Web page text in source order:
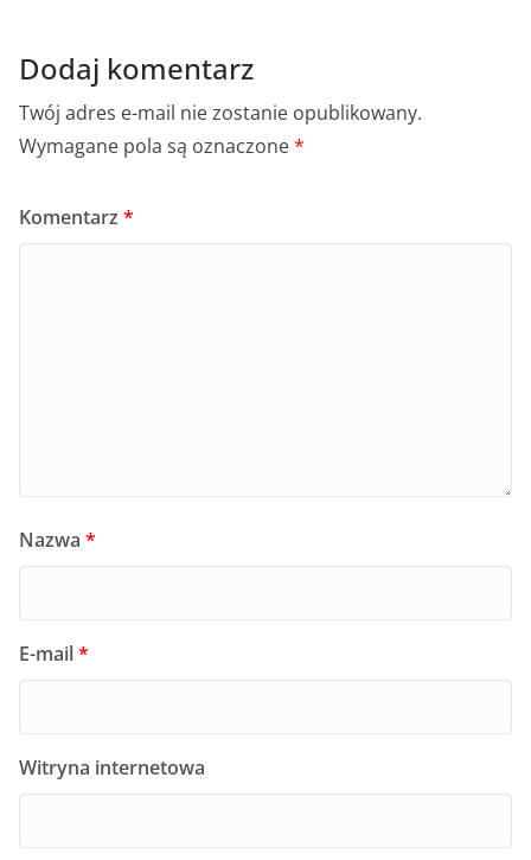
Dodaj komentarz
Twój adres e-mail nie zostanie opublikowany.
Wymagane pola są oznaczone*
Komentarz *
Nazwa *
E-mail*
Witryna internetowa